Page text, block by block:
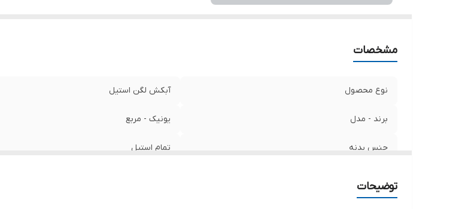
مشخصات
نوع محصول آبکش لگن استیل
برند - مدل یونیک - مربع
جنس بدنه تمام استیل
توضیحات